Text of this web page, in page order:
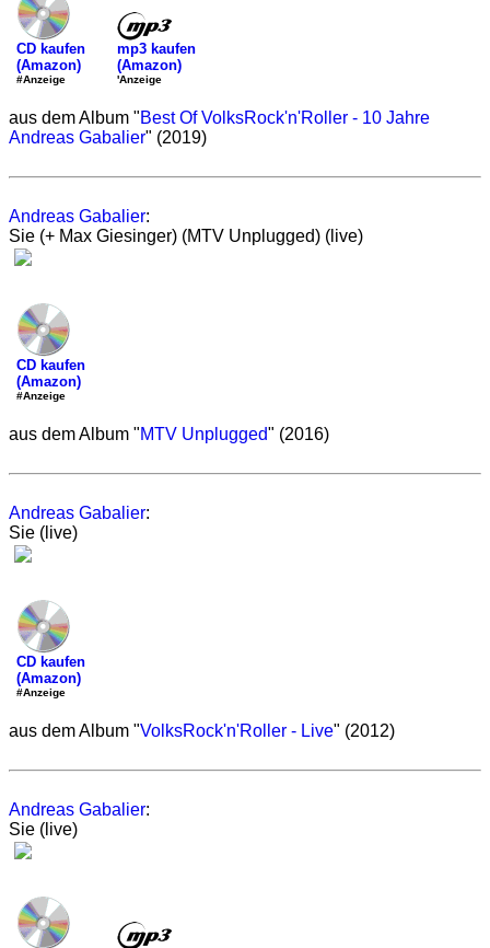
CD kaufen
(Amazon)
#Anzeige
mp3 kaufen
(Amazon)
'Anzeige
aus dem Album "Best Of VolksRock'n'Roller - 10 Jahre
Andreas Gabalier" (2019)
Andreas Gabalier:
Sie (+ Max Giesinger) (MTV Unplugged) (live)
CD kaufen
(Amazon)
#Anzeige
aus dem Album "MTV Unplugged" (2016)
Andreas Gabalier:
Sie (live)
CD kaufen
(Amazon)
#Anzeige
aus dem Album "VolksRock'n'Roller - Live" (2012)
Andreas Gabalier:
Sie (live)